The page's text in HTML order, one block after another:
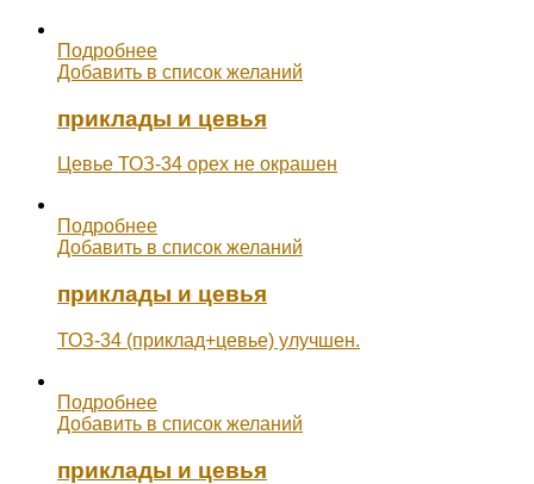
Подробнее
Добавить в список желаний
приклады и цевья
Цевье ТОЗ-34 орех не окрашен
Подробнее
Добавить в список желаний
приклады и цевья
ТОЗ-34 (приклад+цевье) улучшен.
Подробнее
Добавить в список желаний
приклады и цевья